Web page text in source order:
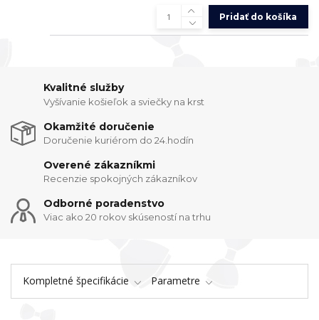
Pridať do košíka
Kvalitné služby
Vyšívanie košieľok a sviečky na krst
Okamžité doručenie
Doručenie kuriérom do 24.hodín
Overené zákazníkmi
Recenzie spokojných zákazníkov
Odborné poradenstvo
Viac ako 20 rokov skúseností na trhu
Kompletné špecifikácie Parametre